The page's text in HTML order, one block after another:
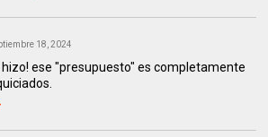
18, 2024
hizo! ese "presupuesto" es completamente